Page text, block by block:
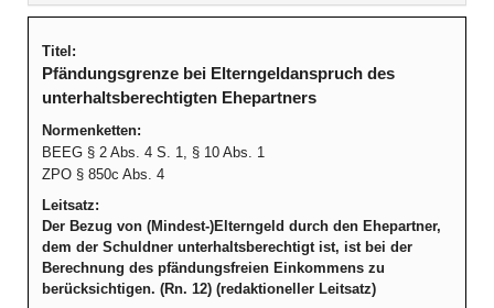
Titel:
Pfändungsgrenze bei Elterngeldanspruch des
unterhaltsberechtigten Ehepartners
Normenketten:
BEEG § 2 Abs. 4 S. 1, § 10 Abs. 1
ZPO § 850c Abs. 4
Leitsatz:
Der Bezug von (Mindest-)Elterngeld durch den Ehepartner,
dem der Schuldner unterhaltsberechtigt ist, ist bei der
Berechnung des pfändungsfreien Einkommens zu
berücksichtigen. (Rn. 12) (redaktioneller Leitsatz)